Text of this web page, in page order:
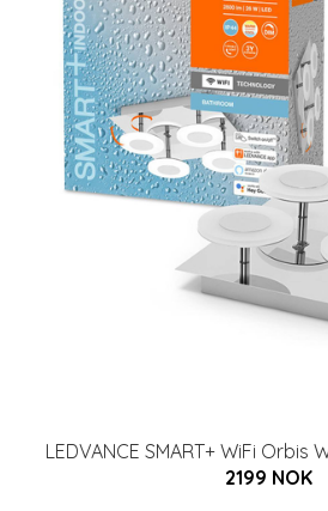
LEDVANCE SMART+ WiFi Orbis
2199 NOK